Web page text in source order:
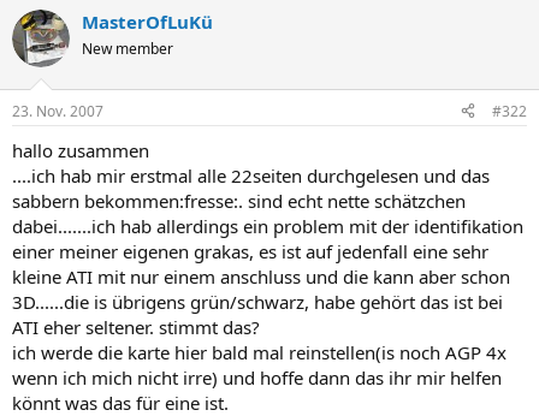
MasterOfLuKü
New member
23. Nov. 2007 #322
hallo zusammen
....ich hab mir erstmal alle 22seiten durchgelesen und das
sabbern bekommen:fresse:. sind echt nette schätzchen
dabei.......ich hab allerdings ein problem mit der identifikation
einer meiner eigenen grakas, es ist auf jedenfall eine sehr
kleine ATI mit nur einem anschluss und die kann aber schon
3D......die is übrigens grün/schwarz, habe gehört das ist bei
ATI eher seltener. stimmt das?
ich werde die karte hier bald mal reinstellen(is noch AGP 4x
wenn ich mich nicht irre) und hoffe dann das ihr mir helfen
könnt was das für eine ist.